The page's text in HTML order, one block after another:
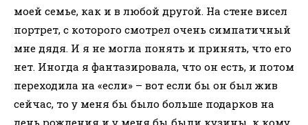
моей семье, как и в любой другой. На стене висел
портрет, с которого смотрел очень симпатичный
мне дядя. И я не могла понять и принять, что его
нет. Иногда я фантазировала, что он есть, и потом
переходила на «если» – вот если бы он был жив
сейчас, то у меня бы было больше подарков на
день рождения и у меня бы были кузины, к кому